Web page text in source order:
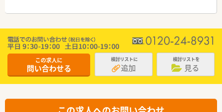
この求人に
問い合わせる
検討リストに
追加
検討リストを
見る